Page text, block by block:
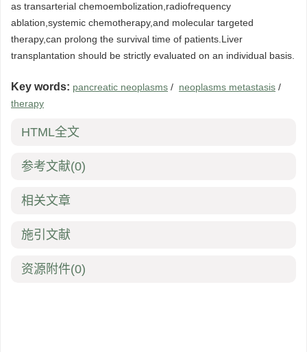
as transarterial chemoembolization,radiofrequency
ablation,systemic chemotherapy,and molecular targeted
therapy,can prolong the survival time of patients.Liver
transplantation should be strictly evaluated on an individual basis.
Key words: pancreatic neoplasms / neoplasms metastasis /
therapy
HTML全文
参考文献(0)
相关文章
施引文献
资源附件(0)